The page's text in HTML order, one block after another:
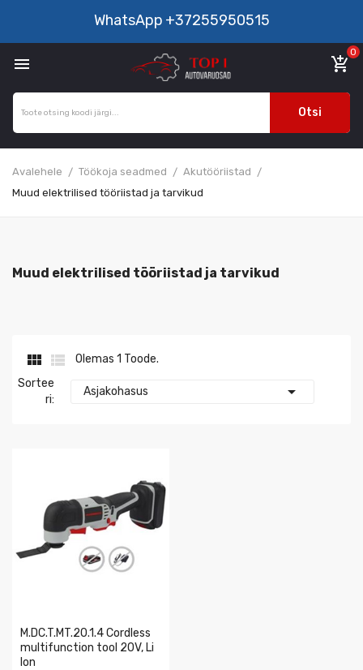
WhatsApp +37255950515
 add_shopping_cart
0
Otsi
Avalehele Töökoja seadmed
Akutööriistad
Muud elektrilised tööriistad ja tarvikud
Muud elektrilised tööriistad ja tarvikud
 
Olemas 1 Toode.
Sortee
Ri:
Asjakohasus 
M.DC.T.MT.20.1.4 Cordless
multifunction tool 20V, Li
Ion